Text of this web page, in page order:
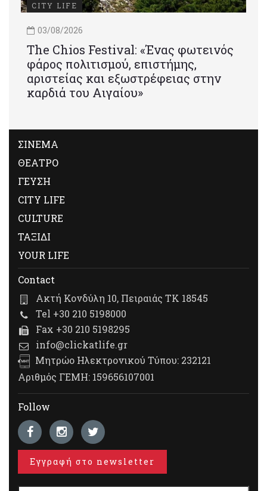
CITY LIFE
03/08/2026
Τhe Chios Festival: «Ένας φωτεινός
φάρος πολιτισμού, επιστήμης,
αριστείας και εξωστρέφειας στην
καρδιά του Αιγαίου»
ΣΙΝΕΜΑ
ΘΕΑΤΡΟ
ΓΕΥΣΗ
CITY LIFE
CULTURE
ΤΑΞΙΔΙ
YOUR LIFE
Contact
Ακτή Κονδύλη 10, Πειραιάς ΤΚ 18545
Tel +30 210 5198000
Fax +30 210 5198295
info@clickatlife.gr
Μητρώο Ηλεκτρονικού Τύπου: 232121
Αριθμός ΓΕΜΗ: 159656107001
Follow
Εγγραφή στο newsletter